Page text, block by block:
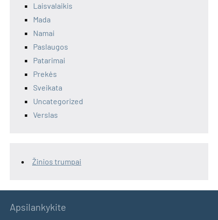
Laisvalaikis
Mada
Namai
Paslaugos
Patarimai
Prekės
Sveikata
Uncategorized
Verslas
Žinios trumpai
Apsilankykite